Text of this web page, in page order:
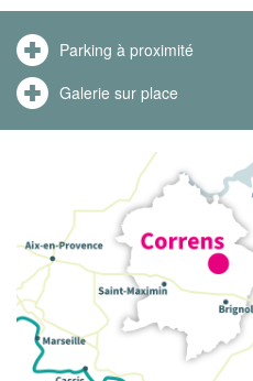
Parking à proximité
Galerie sur place